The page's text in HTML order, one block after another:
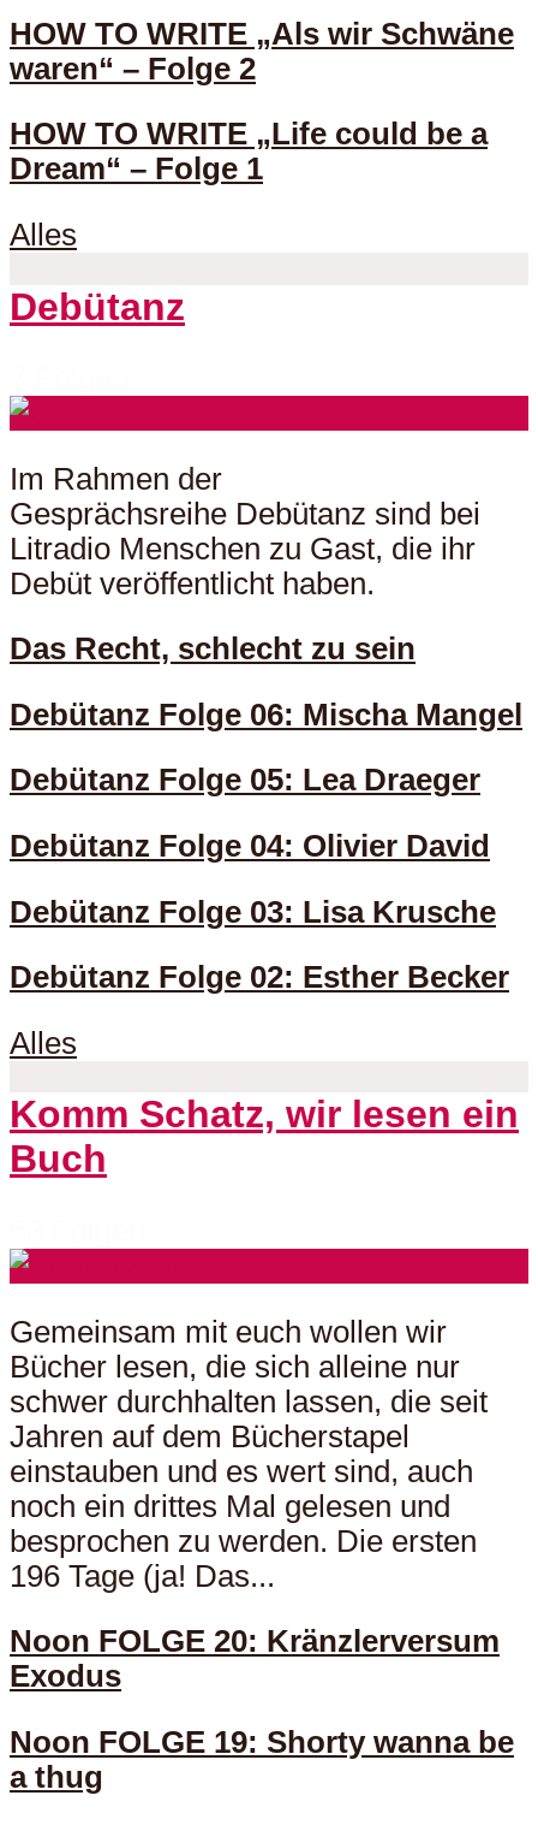
HOW TO WRITE „Als wir Schwäne
waren“ – Folge 2
HOW TO WRITE „Life could be a
Dream“ – Folge 1
Alles
Debütanz
Im Rahmen der
Gesprächsreihe Debütanz sind bei
Litradio Menschen zu Gast, die ihr
Debüt veröffentlicht haben.
Das Recht, schlecht zu sein
Debütanz Folge 06: Mischa Mangel
Debütanz Folge 05: Lea Draeger
Debütanz Folge 04: Olivier David
Debütanz Folge 03: Lisa Krusche
Debütanz Folge 02: Esther Becker
Alles
Komm Schatz, wir lesen ein
Buch
Gemeinsam mit euch wollen wir
Bücher lesen, die sich alleine nur
schwer durchhalten lassen, die seit
Jahren auf dem Bücherstapel
einstauben und es wert sind, auch
noch ein drittes Mal gelesen und
besprochen zu werden. Die ersten
196 Tage (ja! Das...
Noon FOLGE 20: Kränzlerversum
Exodus
Noon FOLGE 19: Shorty wanna be
a thug